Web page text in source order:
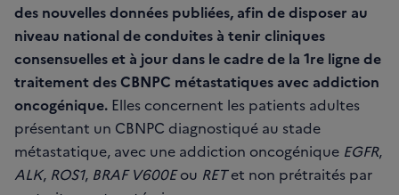
des nouvelles données publiées, afin de disposer au
niveau national de conduites à tenir cliniques
consensuelles et à jour dans le cadre de la 1re ligne de
traitement des CBNPC métastatiques avec addiction
oncogénique. Elles concernent les patients adultes
présentant un CBNPC diagnostiqué au stade
métastatique, avec une addiction oncogénique EGFR,
ALK, ROS1, BRAF V600Eou RETet non prétraités par